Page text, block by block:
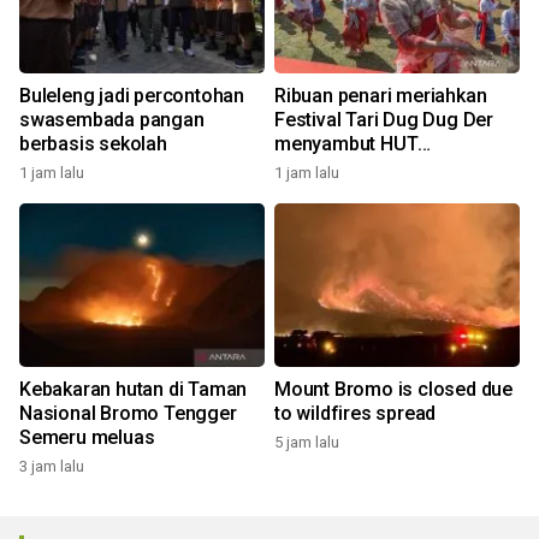
Buleleng jadi percontohan
swasembada pangan
berbasis sekolah
1 jam lalu
Ribuan penari meriahkan
Festival Tari Dug Dug Der
menyambut HUT
Kemerdekaan
1 jam lalu
Kebakaran hutan di Taman
Nasional Bromo Tengger
Semeru meluas
3 jam lalu
Mount Bromo is closed due
to wildfires spread
5 jam lalu